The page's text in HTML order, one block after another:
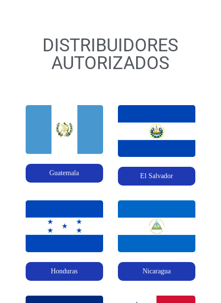
DISTRIBUIDORES
AUTORIZADOS
Guatemala El Salvador
Honduras Nicaragua